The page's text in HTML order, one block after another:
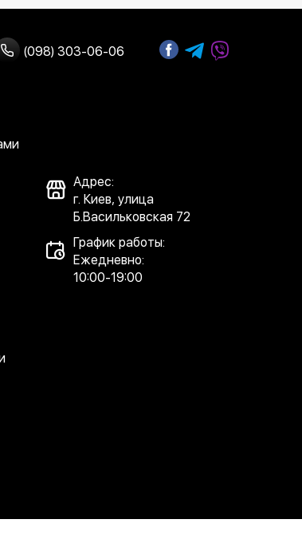
(098) 303-06-06
Адрес:
г. Киев, улица
Б.Васильковская 72
График работы:
Ежедневно:
10:00-19:00